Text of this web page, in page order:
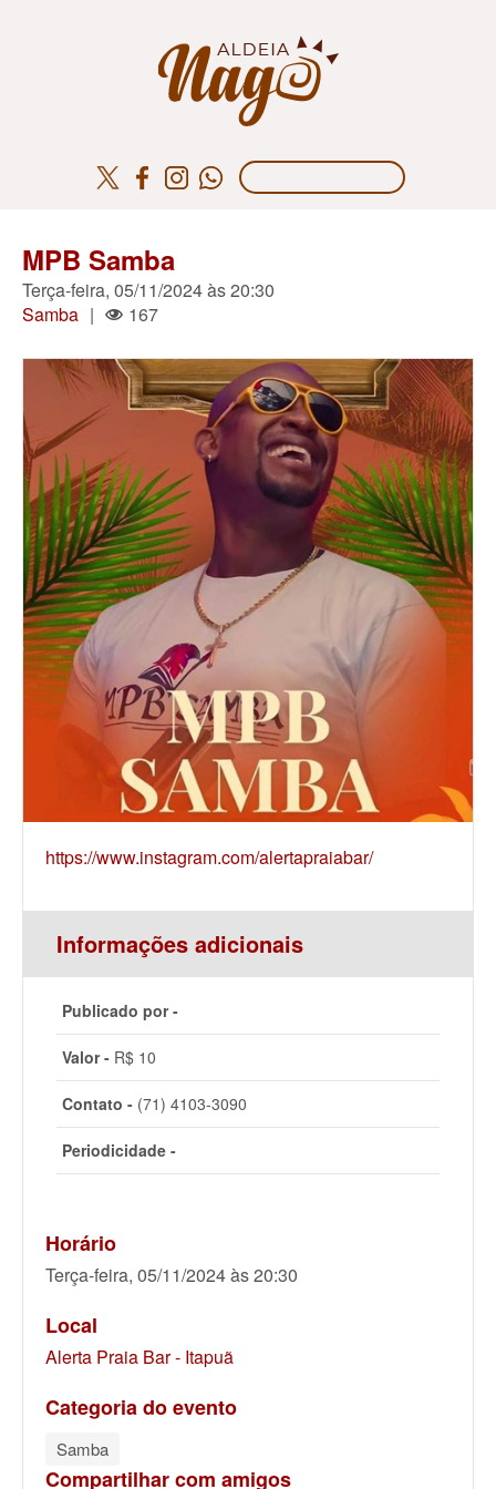
MPB Samba
Terça-feira, 05/11/2024 às 20:30
Samba | 167
https://www.instagram.com/alertapraiabar/
Informações adicionais
Publicado por -
Valor - R$ 10
Contato - (71) 4103-3090
Periodicidade -
Horário
Terça-feira, 05/11/2024 às 20:30
Local
Alerta Praia Bar - Itapuã
Categoria do evento
Samba
Compartilhar com amigos